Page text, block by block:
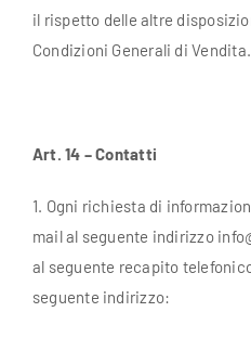
il rispetto delle altre
Condizioni Generali di Vendita.
Art. 14 – Contatti
1. Ogni richiesta di
mail al seguente indirizzo
al seguente recapito
seguente indirizzo: